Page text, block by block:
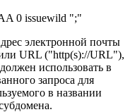
0 issuewild ";"
электронной почты
URL ("http(s)://URL"),
использовать в
запроса для
в названии